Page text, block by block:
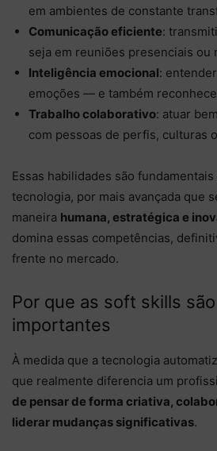
em ambientes de constante
Comunicação eficiente:
seja em reuniões presenciais ou
Inteligência emocional:
emoções — e também
Trabalho colaborativo: atuar
com pessoas de perfis, culturas
Essas habilidades são
tecnologia, por mais avançada que
maneira humana, estratégica e
domina essas competências,
frente no mercado.
Por que as soft skills
importantes
À medida que a tecnologia
que realmente diferencia um
de pensar de forma criativa,
liderar mudanças significativas.​